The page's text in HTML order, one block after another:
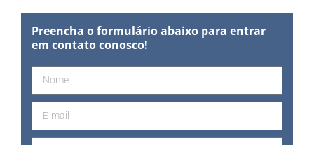
Preencha o formulário abaixo para entrar
em contato conosco!